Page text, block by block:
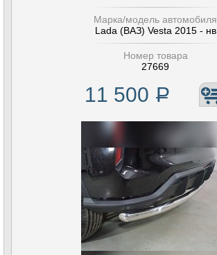
Марка/модель автомобиля
Lada (ВАЗ) Vesta 2015 - нв
Номер товара
27669
11 500 Р